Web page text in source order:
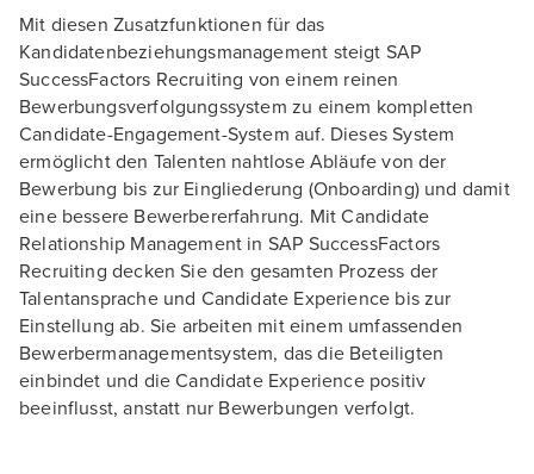
Mit diesen Zusatzfunktionen für das
Kandidatenbeziehungsmanagement steigt SAP
SuccessFactors Recruiting von einem reinen
Bewerbungsverfolgungssystem zu einem kompletten
Candidate-Engagement-System auf. Dieses System
ermöglicht den Talenten nahtlose Abläufe von der
Bewerbung bis zur Eingliederung (Onboarding) und damit
eine bessere Bewerbererfahrung. Mit Candidate
Relationship Management in SAP SuccessFactors
Recruiting decken Sie den gesamten Prozess der
Talentansprache und Candidate Experience bis zur
Einstellung ab. Sie arbeiten mit einem umfassenden
Bewerbermanagementsystem, das die Beteiligten
einbindet und die Candidate Experience positiv
beeinflusst, anstatt nur Bewerbungen verfolgt.